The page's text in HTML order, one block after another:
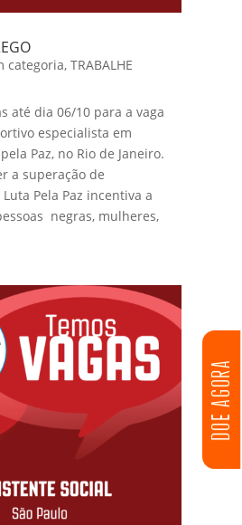
DOE AGORA
categoria,TRABALHE
até dia 06/10 para a vaga
especialista em
Paz, no Rio de Janeiro.
a superação de
Pela Paz incentiva a
negras, mulheres,